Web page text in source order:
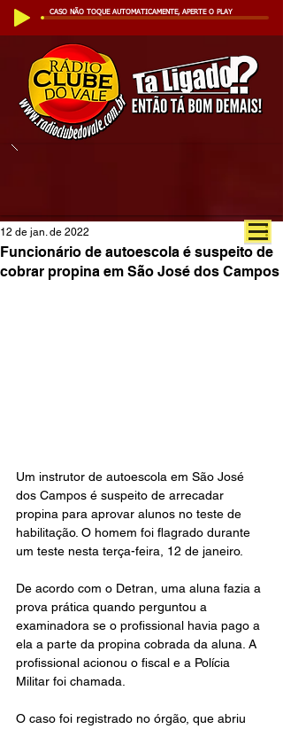
CASO NÃO TOQUE AUTOMATICAMENTE, APERTE O PLAY
Funcionário de autoescola é suspeito de
cobrar propina em São José dos Campos
12 de jan. de 2022
Um instrutor de autoescola em São José
dos Campos é suspeito de arrecadar
propina para aprovar alunos no teste de
habilitação. O homem foi flagrado durante
um teste nesta terça-feira, 12 de janeiro.
De acordo com o Detran, uma aluna fazia a
prova prática quando perguntou a
examinadora se o profissional havia pago a
ela a parte da propina cobrada da aluna. A
profissional acionou o fiscal e a Polícia
Militar foi chamada.
O caso foi registrado no órgão, que abriu